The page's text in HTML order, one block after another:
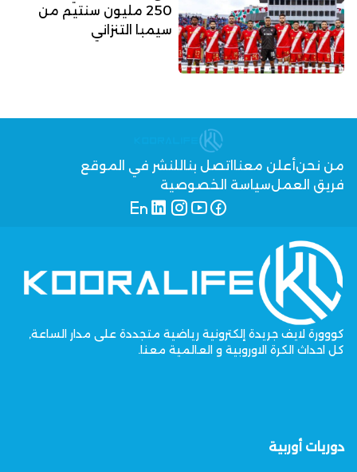
250 مليون سنتيم من
سيمبا التنزاني
من نحنأعلن معنا اتصل بنا للنشر في الموقع
فريق العملسياسة الخصوصية
كووورة لايف جريدة إلكترونية رياضية متجددة على مدار الساعة,
كل احداث الكرة الاوروبية و العالمية معنا.
دوريات أوربية